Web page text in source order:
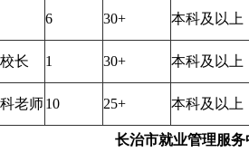
6 30+ 本科及以上
长 1 30+ 本科及以上
老师10 25+ 本科及以上
长治市就业管